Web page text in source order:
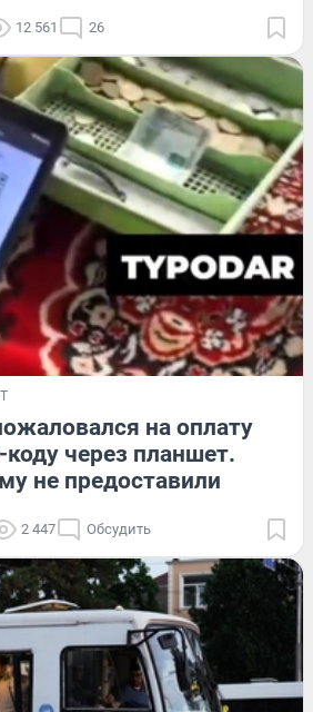
12 561 26
на оплату
коду через планшет.
не предоставили
2 447 Обсудить